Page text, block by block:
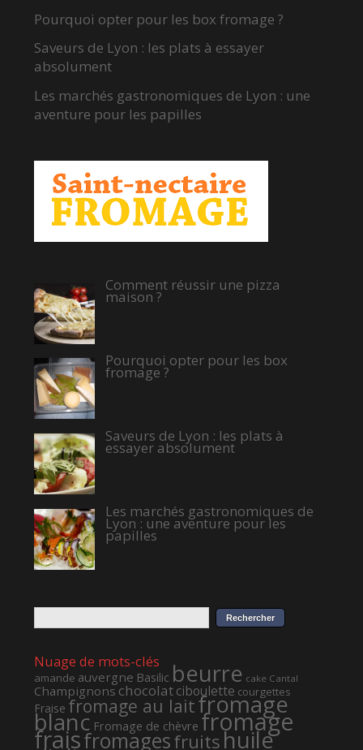
Pourquoi opter pour les box fromage ?
Saveurs de Lyon : les plats à essayer
absolument
Les marchés gastronomiques de Lyon : une
aventure pour les papilles
Comment réussir une pizza
maison ?
Pourquoi opter pour les box
fromage ?
Saveurs de Lyon : les plats à
essayer absolument
Les marchés gastronomiques de
Lyon : une aventure pour les
papilles
Nuage de mots-clés
amande auvergne Basilic beurre cake Cantal
Champignonschocolatciboulette courgettes
Fraise fromage au laitfromage
blanc Fromage de chèvre fromage
fraisfromagesfruitshuile